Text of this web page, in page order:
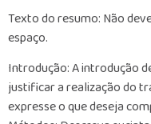
Texto do resumo: Não
espaço.
Introdução: A introdução
justificar a realização do
expresse o que deseja